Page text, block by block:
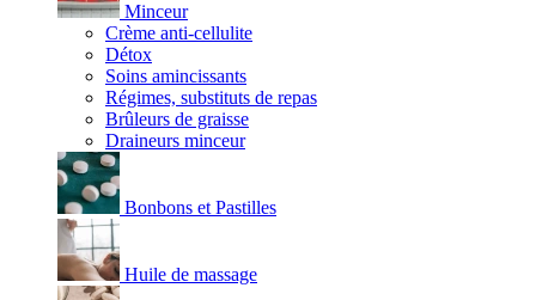
Minceur
Crème anti-cellulite
Détox
Soins amincissants
Régimes, substituts de repas
Brûleurs de graisse
Draineurs minceur
Bonbons et Pastilles
Huile de massage